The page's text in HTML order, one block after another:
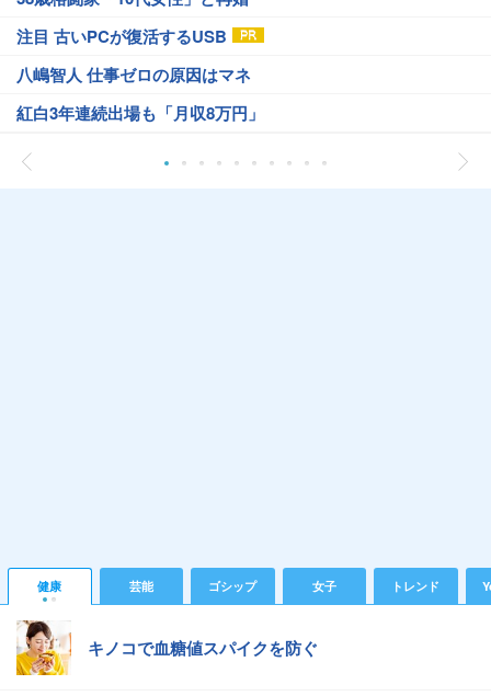
注目 古いPCが復活するUSB
八嶋智人 仕事ゼロの原因はマネ
紅白3年連続出場も「月収8万円」
健康 芸能 ゴシップ 女子 トレンド
キノコで血糖値スパイクを防ぐ